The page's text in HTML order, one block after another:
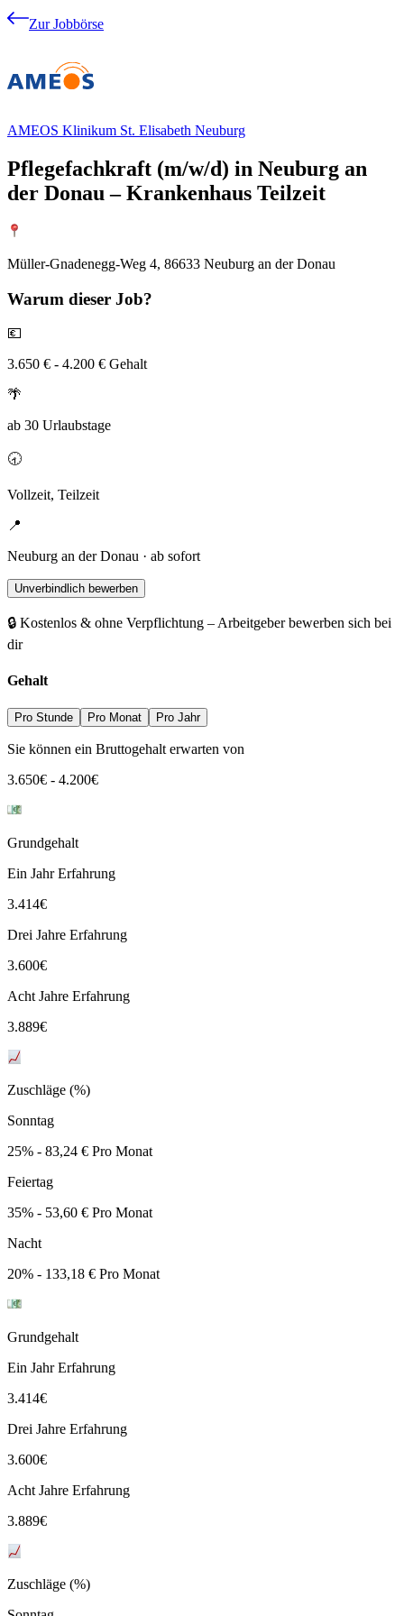
Zur Jobbörse
AMEOS Klinikum St. Elisabeth Neuburg
Pflegefachkraft (m/w/d) in Neuburg an
der Donau – Krankenhaus Teilzeit
Müller-Gnadenegg-Weg 4, 86633 Neuburg an der Donau
Warum dieser Job?
💶
3.650 € - 4.200 € Gehalt
🌴
ab 30 Urlaubstage
🕣
Vollzeit, Teilzeit
📍
Neuburg an der Donau · ab sofort
Unverbindlich bewerben
🔒 Kostenlos & ohne Verpflichtung – Arbeitgeber bewerben sich bei
dir
Gehalt
Pro Stunde Pro Monat Pro Jahr
Sie können ein Bruttogehalt erwarten von
3.650€ - 4.200€
Grundgehalt
Ein Jahr Erfahrung
3.414€
Drei Jahre Erfahrung
3.600€
Acht Jahre Erfahrung
3.889€
Zuschläge (%)
Sonntag
25% - 83,24 € Pro Monat
Feiertag
35% - 53,60 € Pro Monat
Nacht
20% - 133,18 € Pro Monat
Grundgehalt
Ein Jahr Erfahrung
3.414€
Drei Jahre Erfahrung
3.600€
Acht Jahre Erfahrung
3.889€
Zuschläge (%)